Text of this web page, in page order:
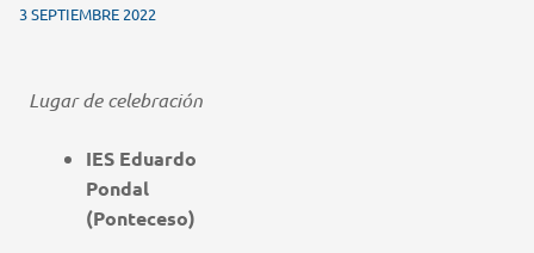
3 SEPTIEMBRE 2022
Lugar de celebración
IES Eduardo
Pondal
(Ponteceso)